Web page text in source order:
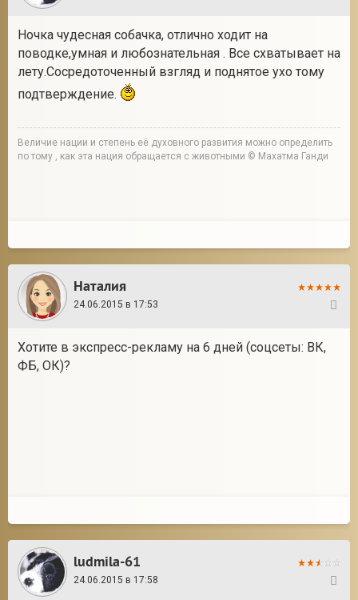
Ночка чудесная собачка, отлично ходит на
поводке,умная и любознательная . Все схватывает на
лету.Сосредоточенный взгляд и поднятое ухо тому
подтверждение.
Величие нации и степень её духовного развития можно определить
по тому , как эта нация обращается с животными © Махатма Ганди
Наталия
24.06.2015 в 17:53
Хотите в экспресс-рекламу на 6 дней (соцсеты: ВК,
ФБ, ОК)?
ludmila-61
24.06.2015 в 17:58